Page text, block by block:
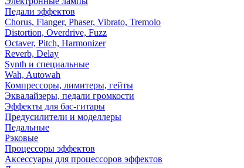
Педали эффектов
Chorus, Flanger, Phaser, Vibrato, Tremolo
Distortion, Overdrive, Fuzz
Octaver, Pitch, Harmonizer
Reverb, Delay
Synth и специальные
Wah, Autowah
Компрессоры, лимитеры, гейты
Эквалайзеры, педали громкости
Эффекты для бас-гитары
Предусилители и моделлеры
Педальные
Рэковые
Процессоры эффектов
Аксессуары для процессоров эффектов